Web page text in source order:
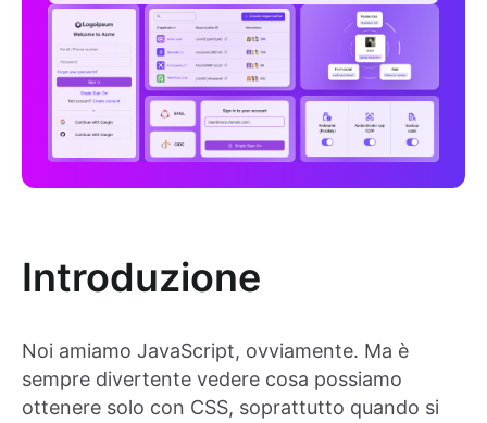
Introduzione
Noi amiamo JavaScript, ovviamente. Ma è
sempre divertente vedere cosa possiamo
ottenere solo con CSS, soprattutto quando si